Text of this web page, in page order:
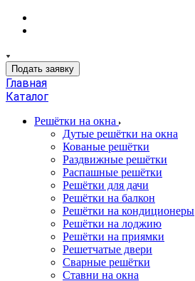
Подать заявку
Главная
Каталог
Решётки на окна
Дутые решётки на окна
Кованые решётки
Раздвижные решётки
Распашные решётки
Решётки для дачи
Решётки на балкон
Решётки на кондиционеры
Решётки на лоджию
Решётки на приямки
Решетчатые двери
Сварные решётки
Ставни на окна